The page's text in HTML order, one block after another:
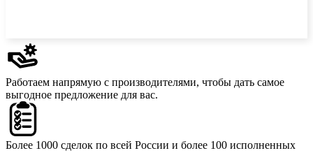
Работаем напрямую с производителями, чтобы дать самое
выгодное предложение для вас.
Более 1000 сделок по всей России и более 100 исполненных